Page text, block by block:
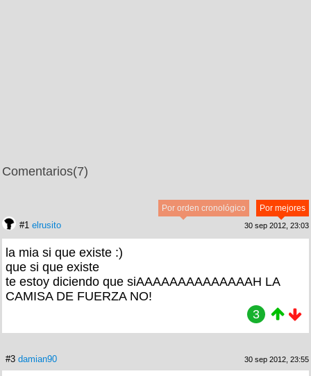
Comentarios(7)
Por mejores
Por orden cronológico
#1 elrusito 30 sep 2012, 23:03
la mia si que existe :)
que si que existe
te estoy diciendo que siAAAAAAAAAAAAAAH LA
CAMISA DE FUERZA NO!
3
#3 damian90 30 sep 2012, 23:55